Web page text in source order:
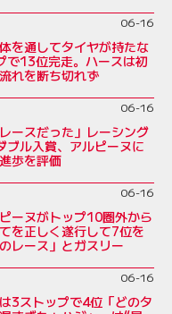
06-16
を通してタイヤが持たな
で13位完走。ハースは初
れを断ち切れず
06-16
ースだった」レーシング
ブル入賞、アルピーヌに
歩を評価
06-16
ーヌがトップ10圏外から
を正しく遂行して7位を
レース」とガスリー
06-16
3ストップで4位「どのタ